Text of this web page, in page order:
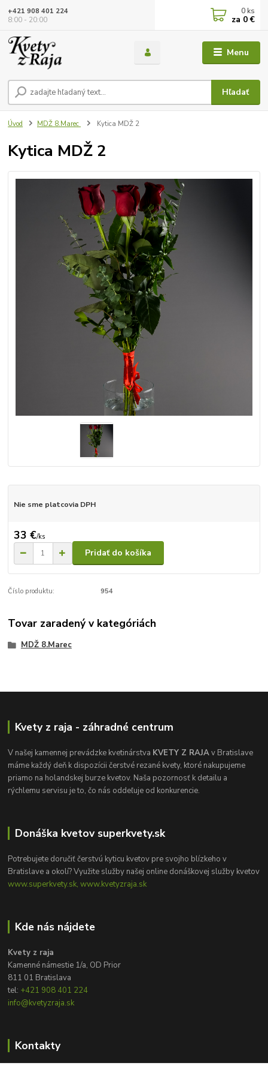
Menu
Hľadať
+421 908 401 224
8:00 - 20:00
0 ks
za 0 €
Úvod MDŽ 8.Marec Kytica MDŽ 2
Kytica MDŽ 2
Nie sme platcovia DPH
33 €/ks
Pridať do košíka
Číslo produktu: 954
Tovar zaradený v kategóriách
MDŽ 8.Marec
Kvety z raja - záhradné centrum
V našej kamennej prevádzke kvetinárstva KVETY Z RAJAv Bratislave
máme každý deň k dispozícii čerstvé rezané kvety, ktoré nakupujeme
priamo na holandskej burze kvetov. Naša pozornosť k detailu a
rýchlemu servisu je to, čo nás oddeľuje od konkurencie.
Donáška kvetov superkvety.sk
Potrebujete doručiť čerstvú kyticu kvetov pre svojho blízkeho v
Bratislave a okolí? Využite služby našej online donáškovej služby kvetov
www.superkvety.sk, www.kvetyzraja.sk
Kde nás nájdete
Kvety z raja
Kamenné námestie 1/a, OD Prior
811 01 Bratislava
tel: +421 908 401 224
info@kvetyzraja.sk
Kontakty